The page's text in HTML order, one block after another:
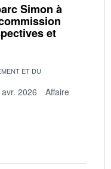
Simon à
et
ET DU
2026
Affaire